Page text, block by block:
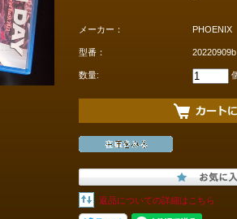
メーカー： PHOENIX
型番： 20220909b
数量:
返品についての詳細はこちら